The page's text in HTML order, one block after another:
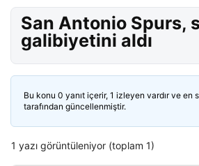
San Antonio Spurs,
galibiyetini aldı
Bu konu 0 yanıt içerir, 1 izleyen vardır ve en
tarafından güncellenmiştir.
1 yazı görüntüleniyor (toplam 1)